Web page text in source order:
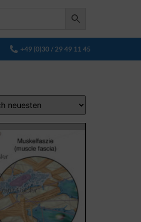
+49 (0)30 / 29 49 11 45